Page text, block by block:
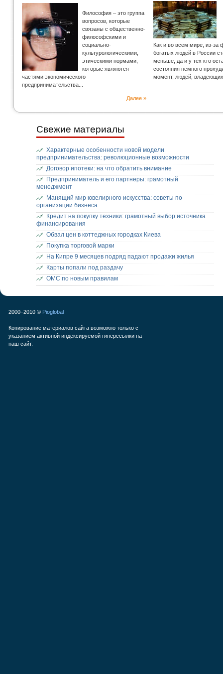
Философия – это группа
вопросов, которые
связаны с общественно-
философскими и
социально-
культурологическими,
этическими нормами,
которые являются
частями экономического
предпринимательства...
Далее »
Как и во всем мире, из-за
богатых людей в России
меньше, да и у тех кто
состояния немного
момент, людей, владеющих
Свежие материалы
Характерные особенности новой модели
предпринимательства: революционные возможности
Договор ипотеки: на что обратить внимание
Предприниматель и его партнеры: грамотный
менеджмент
Манящий мир ювелирного искусства: советы по
организации бизнеса
Кредит на покупку техники: грамотный выбор источника
финансирования
Обвал цен в коттеджных городках Киева
Покупка торговой марки
На Кипре 9 месяцев подряд падают продажи жилья
Карты попали под раздачу
ОМС по новым правилам
2000–2010 © Pioglobal
Копирование материалов сайта возможно только с
указанием активной индексируемой гиперссылки на
наш сайт.